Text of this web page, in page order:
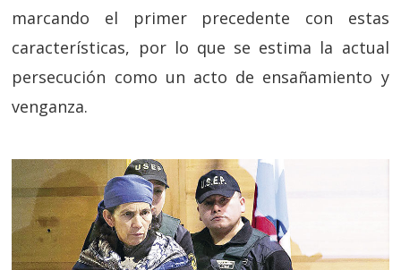
marcando el primer precedente con estas
características, por lo que se estima la actual
persecución como un acto de ensañamiento y
venganza.